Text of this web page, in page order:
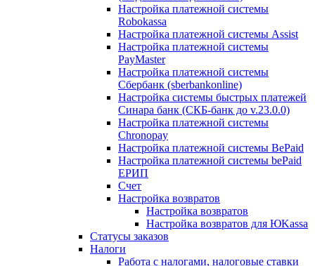
Настройка платежной системы
Robokassa
Настройка платежной системы Assist
Настройка платежной системы
PayMaster
Настройка платежной системы
Сбербанк (sberbankonline)
Настройка системы быстрых платежей
Синара банк (СКБ-банк до v.23.0.0)
Настройка платежной системы
Chronopay
Настройка платежной системы BePaid
Настройка платежной системы bePaid
ЕРИП
Счет
Настройка возвратов
Настройка возвратов
Настройка возвратов для ЮKassa
Статусы заказов
Налоги
Работа с налогами, налоговые ставки